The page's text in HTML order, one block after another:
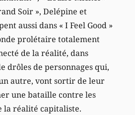
Soir », Delépine et
aussi dans « I Feel Good »
prolétaire totalement
de la réalité, dans
drôles de personnages qui,
autre, vont sortir de leur
une bataille contre les
la réalité capitaliste.